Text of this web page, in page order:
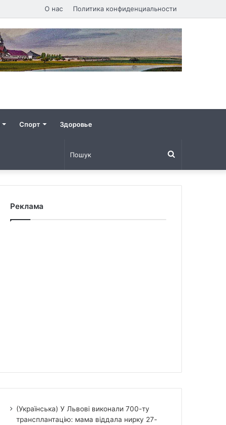
О нас Политика конфиденциальности
Спорт Здоровье
Реклама
(Українська) У Львові виконали 700-ту
трансплантацію: мама віддала нирку 27-